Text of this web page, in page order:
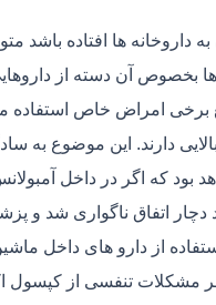
به داروخانه ها افتاده باشد
ها بخصوص آن دسته از
برخی امراض خاص استفاده
دارند. این موضوع به
بود که اگر در داخل
دچار اتفاق ناگواری شد و
از دارو های داخل
مشکلات تنفسی از کپسول